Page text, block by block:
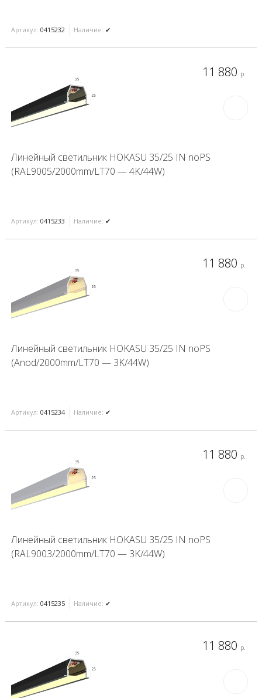
Артикул: 0415232 Наличие: ✔
Линейный светильник HOKASU 35/25 IN noPS
(RAL9005/2000mm/LT70 — 4K/44W)
Артикул: 0415233 Наличие: ✔
11 880 р.
Линейный светильник HOKASU 35/25 IN noPS
(Anod/2000mm/LT70 — 3K/44W)
Артикул: 0415234 Наличие: ✔
11 880 р.
Линейный светильник HOKASU 35/25 IN noPS
(RAL9003/2000mm/LT70 — 3K/44W)
Артикул: 0415235 Наличие: ✔
11 880 р.
11 880 р.